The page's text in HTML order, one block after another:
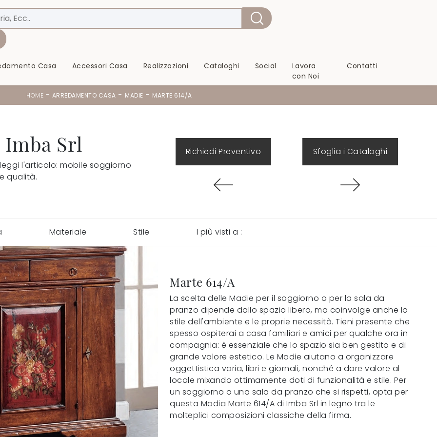
Casa Accessori Casa Realizzazioni Cataloghi Social
Lavora
con Noi
Contatti
HOME - ARREDAMENTO CASA - MADIE - MARTE 614/A
Srl
l'articolo: mobile soggiorno
qualità.
Richiedi Preventivo Sfoglia i Cataloghi
Materiale Stile I più visti a :
Marte 614/A
La scelta delle Madie per il soggiorno o per la sala da
pranzo dipende dallo spazio libero, ma coinvolge anche lo
stile dell'ambiente e le proprie necessità. Tieni presente che
spesso ospiterai a casa familiari e amici per qualche ora in
compagnia: è essenziale che lo spazio sia ben gestito e di
grande valore estetico. Le Madie aiutano a organizzare
oggettistica varia, libri e giornali, nonché a dare valore al
locale mixando ottimamente doti di funzionalità e stile. Per
un soggiorno o una sala da pranzo che si rispetti, opta per
questa Madia Marte 614/A di Imba Srl in legno tra le
molteplici composizioni classiche della firma.